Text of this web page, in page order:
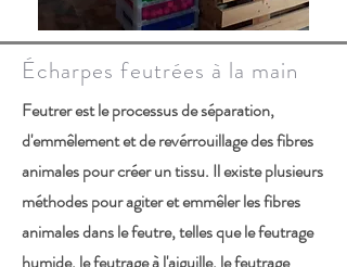
Écharpes feutrées à la main
Feutrer est le processus de séparation,
d'emmêlement et de revérrouillage des fibres
animales pour créer un tissu. Il existe plusieurs
méthodes pour agiter et emmêler les fibres
animales dans le feutre, telles que le feutrage
humide, le feutrage à l'aiguille, le feutrage